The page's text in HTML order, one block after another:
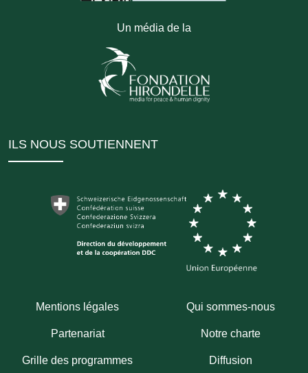
Un média de la
ILS NOUS SOUTIENNENT
Mentions légales Qui sommes-nous
Partenariat Notre charte
Grille des programmes Diffusion